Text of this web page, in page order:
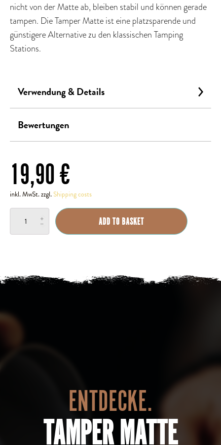
nicht von der Matte ab, bleiben stabil und können gerade
tampen. Die Tamper Matte ist eine platzsparende und
günstigere Alternative zu den klassischen Tamping
Stations.
Verwendung & Details
Bewertungen
19,90€
inkl. MwSt. zzgl.Shipping costs
Tamper
quantity
ADD TO BASKET
ENTDECKE.
TAMPER MATTE